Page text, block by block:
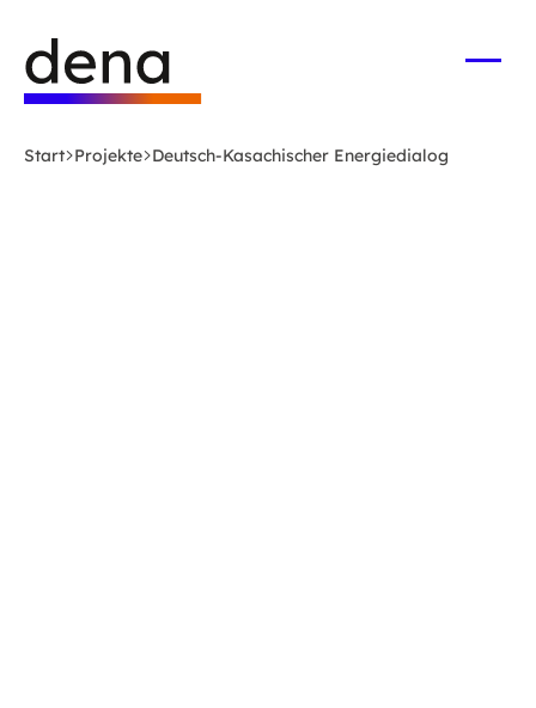
Hauptinhalt
springen
Deutsche
Energie-
Agentur
-
Start Projekte Deutsch-Kasachischer Energiedialog